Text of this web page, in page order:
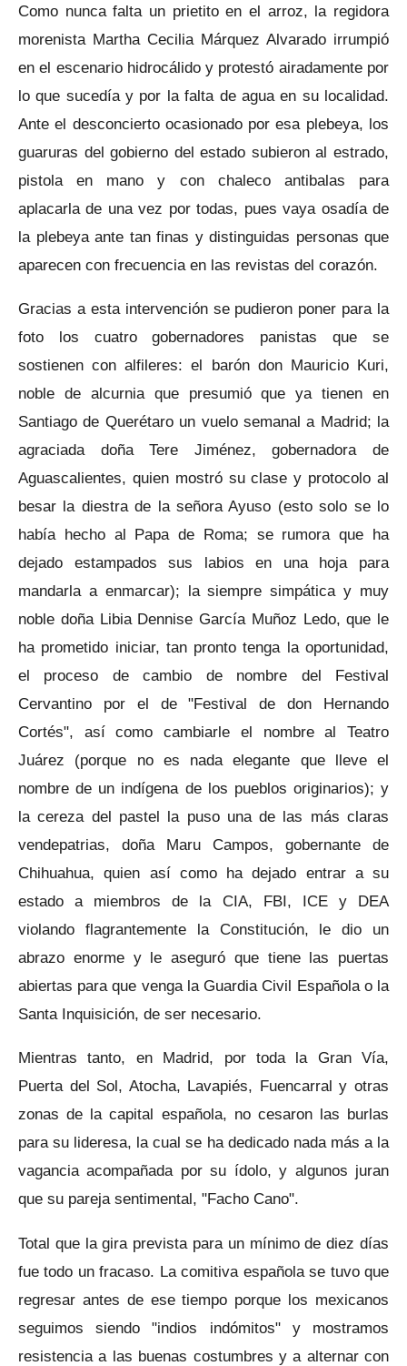
Como nunca falta un prietito en el arroz, la regidora
morenista Martha Cecilia Márquez Alvarado irrumpió
en el escenario hidrocálido y protestó airadamente por
lo que sucedía y por la falta de agua en su localidad.
Ante el desconcierto ocasionado por esa plebeya, los
guaruras del gobierno del estado subieron al estrado,
pistola en mano y con chaleco antibalas para
aplacarla de una vez por todas, pues vaya osadía de
la plebeya ante tan finas y distinguidas personas que
aparecen con frecuencia en las revistas del corazón.
Gracias a esta intervención se pudieron poner para la
foto los cuatro gobernadores panistas que se
sostienen con alfileres: el barón don Mauricio Kuri,
noble de alcurnia que presumió que ya tienen en
Santiago de Querétaro un vuelo semanal a Madrid; la
agraciada doña Tere Jiménez, gobernadora de
Aguascalientes, quien mostró su clase y protocolo al
besar la diestra de la señora Ayuso (esto solo se lo
había hecho al Papa de Roma; se rumora que ha
dejado estampados sus labios en una hoja para
mandarla a enmarcar); la siempre simpática y muy
noble doña Libia Dennise García Muñoz Ledo, que le
ha prometido iniciar, tan pronto tenga la oportunidad,
el proceso de cambio de nombre del Festival
Cervantino por el de "Festival de don Hernando
Cortés", así como cambiarle el nombre al Teatro
Juárez (porque no es nada elegante que lleve el
nombre de un indígena de los pueblos originarios); y
la cereza del pastel la puso una de las más claras
vendepatrias, doña Maru Campos, gobernante de
Chihuahua, quien así como ha dejado entrar a su
estado a miembros de la CIA, FBI, ICE y DEA
violando flagrantemente la Constitución, le dio un
abrazo enorme y le aseguró que tiene las puertas
abiertas para que venga la Guardia Civil Española o la
Santa Inquisición, de ser necesario.
Mientras tanto, en Madrid, por toda la Gran Vía,
Puerta del Sol, Atocha, Lavapiés, Fuencarral y otras
zonas de la capital española, no cesaron las burlas
para su lideresa, la cual se ha dedicado nada más a la
vagancia acompañada por su ídolo, y algunos juran
que su pareja sentimental, "Facho Cano".
Total que la gira prevista para un mínimo de diez días
fue todo un fracaso. La comitiva española se tuvo que
regresar antes de ese tiempo porque los mexicanos
seguimos siendo "indios indómitos" y mostramos
resistencia a las buenas costumbres y a alternar con